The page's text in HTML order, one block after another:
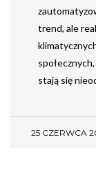
trend, ale
stają się
25 CZERWCA